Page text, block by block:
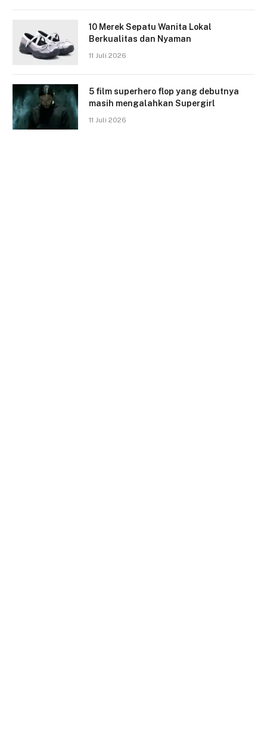
10 Merek Sepatu Wanita Lokal
Berkualitas dan Nyaman
11 Juli 2026
5 film superhero flop yang debutnya
masih mengalahkan Supergirl
11 Juli 2026